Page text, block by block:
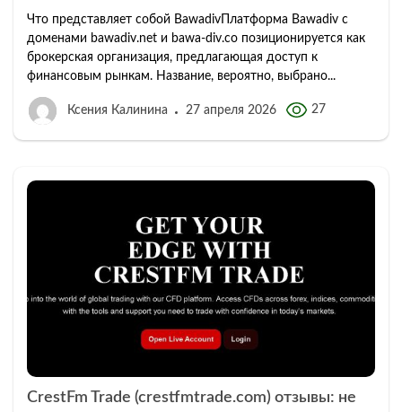
Что представляет собой BawadivПлатформа Bawadiv с
доменами bawadiv.net и bawa-div.co позиционируется как
брокерская организация, предлагающая доступ к
финансовым рынкам. Название, вероятно, выбрано...
Ксения Калинина 27 апреля 2026 27
CrestFm Trade (crestfmtrade.com) отзывы: не